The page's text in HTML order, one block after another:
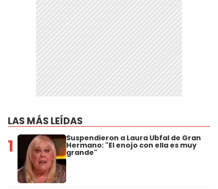
LAS MÁS LEÍDAS
1 Suspendieron a Laura Ubfal de Gran
Hermano: "El enojo con ella es muy
grande"